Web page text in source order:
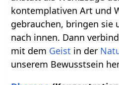
kontemplativen Art und
gebrauchen, bringen sie
nach innen. Dann
mit dem Geist in der
unserem Bewusstsein